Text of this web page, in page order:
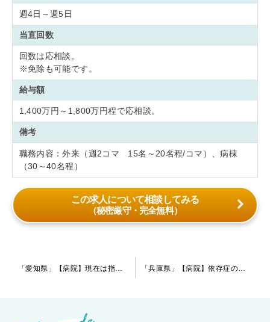
週4日～週5日
当直回数
回数は応相談。
※免除も可能です。
給与額
1,400万円～1,800万円程で応相談。
備考
職務内容：外来（週2コマ 15名～20名程/コマ）、病棟
（30～40名程）
この求人について相談してみる
（秘密厳守・完全無料）
「愛知県」【病院】現在は指定医の先生を募集しております。急性期～慢性期まで対応しており、指定医の先生にとってはご経験を活かしていただける環境です。 「兵庫県」【病院】依存症のご経験を活かしたい、または診たいとお考えの先生はご相談下さい。プログラムが確立されているので依存症の臨床経験が少なくても安心です。